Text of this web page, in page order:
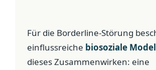
Für die Borderline-Störung
einflussreiche biosoziale
dieses Zusammenwirken: eine